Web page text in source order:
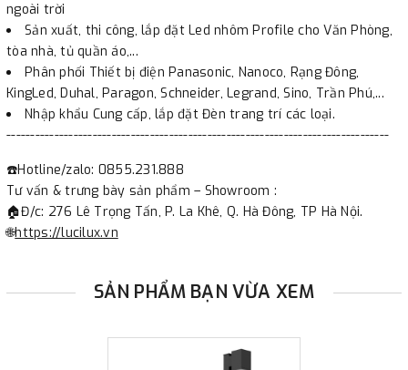
ngoài trời
Sản xuất, thi công, lắp đặt Led nhôm Profile cho Văn Phòng,
tòa nhà, tủ quần áo,...
Phân phối Thiết bị điện Panasonic, Nanoco, Rạng Đông,
KingLed, Duhal, Paragon, Schneider, Legrand, Sino, Trần Phú,...
Nhập khẩu Cung cấp, lắp đặt Đèn trang trí các loại.
--------------------------------------------------------------------------------
☎️Hotline/zalo: 0855.231.888
Tư vấn & trưng bày sản phẩm – Showroom :
🏠Đ/c: 276 Lê Trọng Tấn, P. La Khê, Q. Hà Đông, TP Hà Nội.
🌐https://lucilux.vn
SẢN PHẨM BẠN VỪA XEM